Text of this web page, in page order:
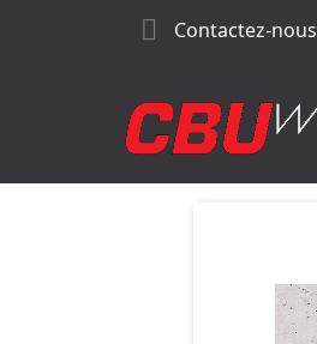
 Contactez-nous